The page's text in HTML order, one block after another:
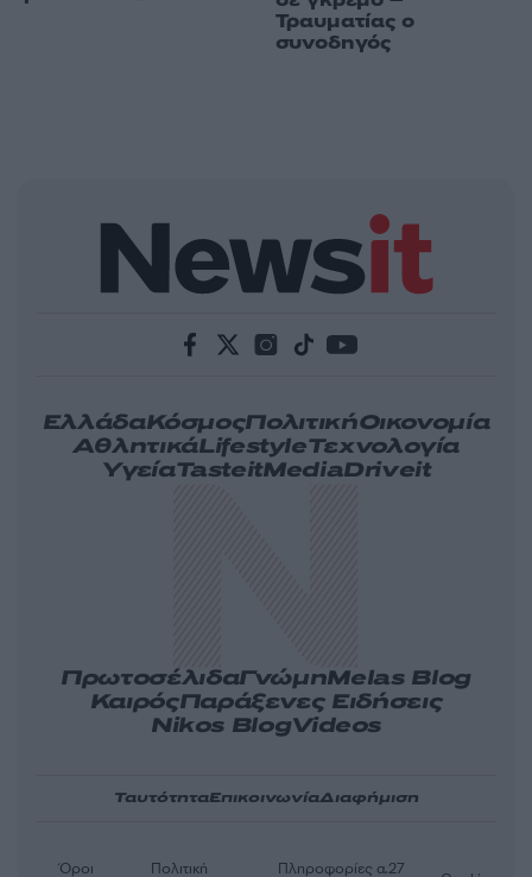
Τραυματίας ο
συνοδηγός
ΕλλάδαΚόσμοςΠολιτικήΟικονομία
ΑθλητικάLifestyleΤεχνολογία
ΥγείαTasteitMediaDriveit
ΠρωτοσέλιδαΓνώμηMelas Blog
ΚαιρόςΠαράξενες Ειδήσεις
Nikos BlogVideos
ΤαυτότηταΕπικοινωνίαΔιαφήμιση
Όροι Πολιτική Πληροφορίες α.27